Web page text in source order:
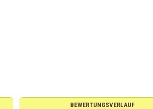
BEWERTUNGSVERLAUF